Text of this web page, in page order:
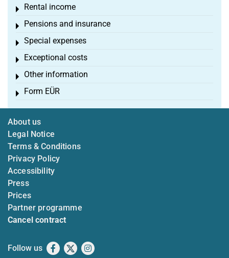
Rental income
Toggle menu
Pensions and insurance
Toggle menu
Special expenses
Toggle menu
Exceptional costs
Toggle menu
Other information
Toggle menu
Form EÜR
Toggle menu
About us
Legal Notice
Terms & Conditions
Privacy Policy
Accessibility
Press
Prices
Partner programme
Cancel contract
Follow us Facebook
X Instagram